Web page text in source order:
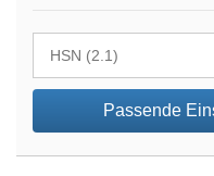
Passende